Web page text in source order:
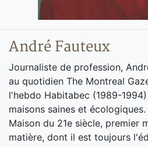
André Fauteux
Journaliste de profession,
au quotidien The Montreal
l'hebdo Habitabec (1989-
maisons saines et
Maison du 21e siècle, premier
matière, dont il est toujours